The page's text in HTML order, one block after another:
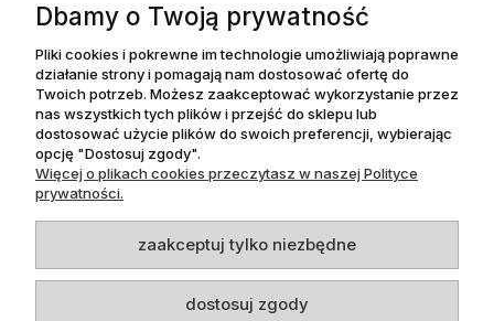
Informacje
Dpl Agency -Projekt i realizacja
Dbamy o Twoją prywatność
Pliki cookies i pokrewne im technologie umożliwiają poprawne
działanie strony i pomagają nam dostosować ofertę do
Twoich potrzeb. Możesz zaakceptować wykorzystanie przez
nas wszystkich tych plików i przejść do sklepu lub
dostosować użycie plików do swoich preferencji, wybierając
opcję "Dostosuj zgody".
Więcej o plikach cookies przeczytasz w naszej Polityce
prywatności.
zaakceptuj tylko niezbędne
dostosuj zgody